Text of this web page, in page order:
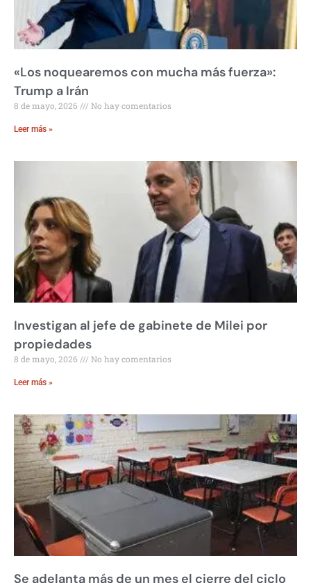
«Los noquearemos con mucha más fuerza»:
Trump a Irán
8 de mayo, 2026 No hay comentarios
Leer más »
Investigan al jefe de gabinete de Milei por
propiedades
8 de mayo, 2026 No hay comentarios
Leer más »
Se adelanta más de un mes el cierre del ciclo